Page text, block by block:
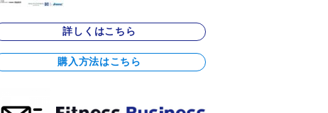
詳しくはこちら
購入方法はこちら